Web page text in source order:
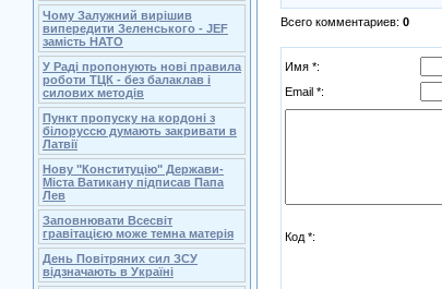
Чому Залужний вирішив
випередити Зеленського - JEF
замість НАТО
У Раді пропонують нові правила
роботи ТЦК - без балаклав і
силових методів
Пункт пропуску на кордоні з
білоруссю думають закривати в
Латвії
Нову "Конституцію" Держави-
Міста Ватикану підписав Папа
Лев
Заповнювати Всесвіт
гравітацією може темна матерія
День Повітряних сил ЗСУ
відзначають в Україні
Всего комментариев: 0
Имя *:
Email *:
Код *: